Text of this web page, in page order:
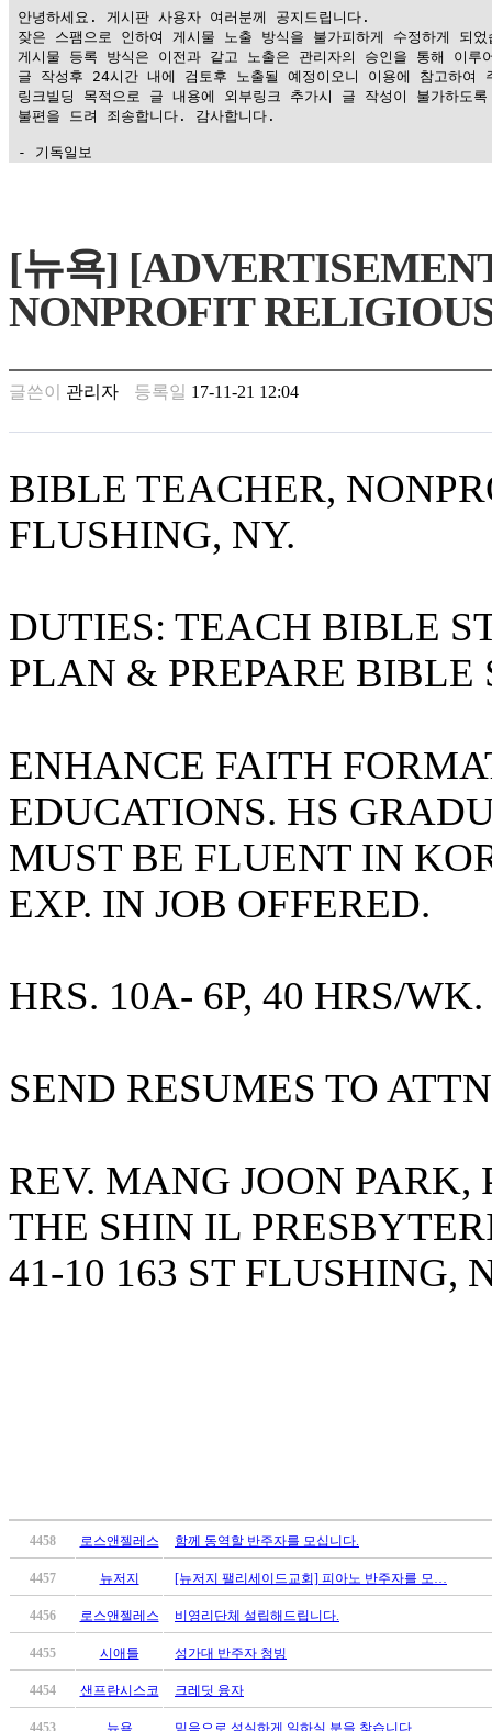
안녕하세요. 게시판 사용자 여러분께 공지드립니다.
잦은 스팸으로 인하여 게시물 노출 방식을 불가피하게 수정하게 되었
게시물 등록 방식은 이전과 같고 노출은 관리자의 승인을 통해 이루
글 작성후 24시간 내에 검토후 노출될 예정이오니 이용에 참고하여
링크빌딩 목적으로 글 내용에 외부링크 추가시 글 작성이 불가하도
불편을 드려 죄송합니다. 감사합니다.
- 기독일보
남
찾
기
은
링
크
주
minky
합
장
안
마
러
국
주
소
야
우
즐
성
비
프
릴
구
입
부
전
치
료
약
임
신
노
사
무
[뉴욕]
NONPROFIT
글쓴이 관리자 등록일 17-11-21 12:04
BIBLE TEACHER,
FLUSHING, NY.
DUTIES: TEACH BIBLE
PLAN & PREPARE
ENHANCE FAITH
EDUCATIONS. HS
MUST BE FLUENT IN
EXP. IN JOB OFFERED.
HRS. 10A- 6P, 40 HRS/WK.
SEND RESUMES TO
REV. MANG JOON PARK,
THE SHIN IL
41-10 163 ST FLUSHING,
4458 로스앤젤레스 함께 동역할 반주자를 모십니다.
4457 뉴저지 [뉴저지 팰리세이드교회] 피아노 반주자를 모…
4456 로스앤젤레스 비영리단체 설립해드립니다.
4455 시애틀 성가대 반주자 청빙
4454 샌프란시스코 크레딧 융자
4453 뉴욕 믿음으로 성실하게 일하실 분을 찾습니다.